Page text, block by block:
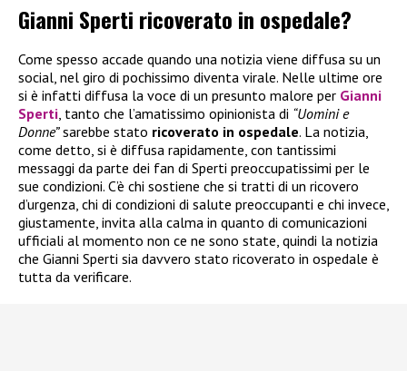
Gianni Sperti ricoverato in ospedale?
Come spesso accade quando una notizia viene diffusa su un
social, nel giro di pochissimo diventa virale. Nelle ultime ore
si è infatti diffusa la voce di un presunto malore per Gianni
Sperti, tanto che l’amatissimo opinionista di “Uomini e
Donne”sarebbe stato ricoverato in ospedale. La notizia,
come detto, si è diffusa rapidamente, con tantissimi
messaggi da parte dei fan di Sperti preoccupatissimi per le
sue condizioni. C’è chi sostiene che si tratti di un ricovero
d’urgenza, chi di condizioni di salute preoccupanti e chi invece,
giustamente, invita alla calma in quanto di comunicazioni
ufficiali al momento non ce ne sono state, quindi la notizia
che Gianni Sperti sia davvero stato ricoverato in ospedale è
tutta da verificare.